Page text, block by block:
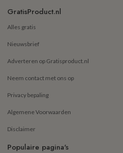
GratisProduct.nl
Alles gratis
Nieuwsbrief
Adverteren op Gratisproduct.nl
Neem contact met ons op
Privacy bepaling
Algemene Voorwaarden
Disclaimer
Populaire pagina's